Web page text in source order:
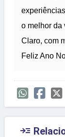
o melhor da
Claro, com
Feliz Ano
